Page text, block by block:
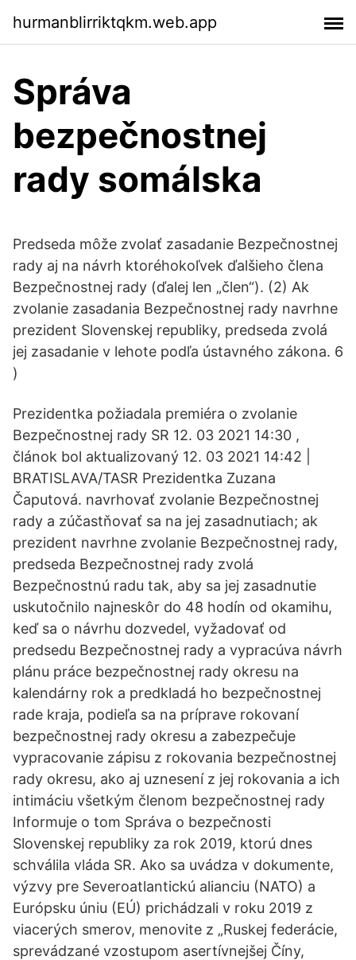
hurmanblirriktqkm.web.app
Správa
bezpečnostnej
rady somálska
Predseda môže zvolať zasadanie Bezpečnostnej
rady aj na návrh ktoréhokoľvek ďalšieho člena
Bezpečnostnej rady (ďalej len „člen“). (2) Ak
zvolanie zasadania Bezpečnostnej rady navrhne
prezident Slovenskej republiky, predseda zvolá
jej zasadanie v lehote podľa ústavného zákona. 6
)
Prezidentka požiadala premiéra o zvolanie
Bezpečnostnej rady SR 12. 03 2021 14:30 ,
článok bol aktualizovaný 12. 03 2021 14:42 |
BRATISLAVA/TASR Prezidentka Zuzana
Čaputová. navrhovať zvolanie Bezpečnostnej
rady a zúčastňovať sa na jej zasadnutiach; ak
prezident navrhne zvolanie Bezpečnostnej rady,
predseda Bezpečnostnej rady zvolá
Bezpečnostnú radu tak, aby sa jej zasadnutie
uskutočnilo najneskôr do 48 hodín od okamihu,
keď sa o návrhu dozvedel, vyžadovať od
predsedu Bezpečnostnej rady a vypracúva návrh
plánu práce bezpečnostnej rady okresu na
kalendárny rok a predkladá ho bezpečnostnej
rade kraja, podieľa sa na príprave rokovaní
bezpečnostnej rady okresu a zabezpečuje
vypracovanie zápisu z rokovania bezpečnostnej
rady okresu, ako aj uznesení z jej rokovania a ich
intimáciu všetkým členom bezpečnostnej rady
Informuje o tom Správa o bezpečnosti
Slovenskej republiky za rok 2019, ktorú dnes
schválila vláda SR. Ako sa uvádza v dokumente,
výzvy pre Severoatlantickú alianciu (NATO) a
Európsku úniu (EÚ) prichádzali v roku 2019 z
viacerých smerov, menovite z „Ruskej federácie,
sprevádzané vzostupom asertívnejšej Číny,